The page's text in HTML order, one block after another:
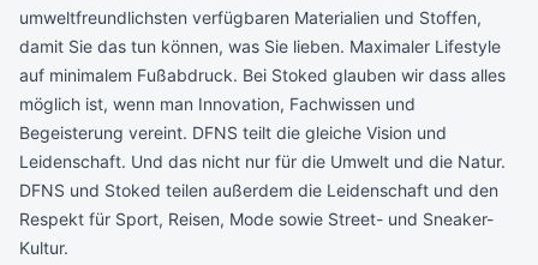
umweltfreundlichsten verfügbaren Materialien und Stoffen,
damit Sie das tun können, was Sie lieben. Maximaler Lifestyle
auf minimalem Fußabdruck. Bei Stoked glauben wir dass alles
möglich ist, wenn man Innovation, Fachwissen und
Begeisterung vereint. DFNS teilt die gleiche Vision und
Leidenschaft. Und das nicht nur für die Umwelt und die Natur.
DFNS und Stoked teilen außerdem die Leidenschaft und den
Respekt für Sport, Reisen, Mode sowie Street- und Sneaker-
Kultur.